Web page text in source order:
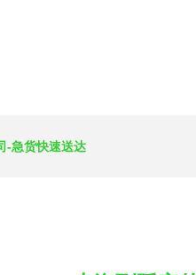
-急货快速送达